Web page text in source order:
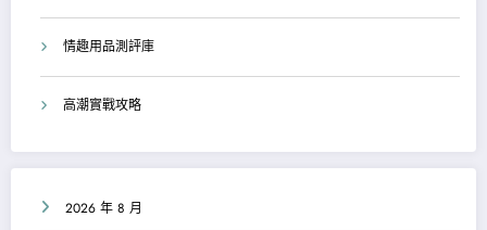
情趣用品測評庫
高潮實戰攻略
2026 年 8 月